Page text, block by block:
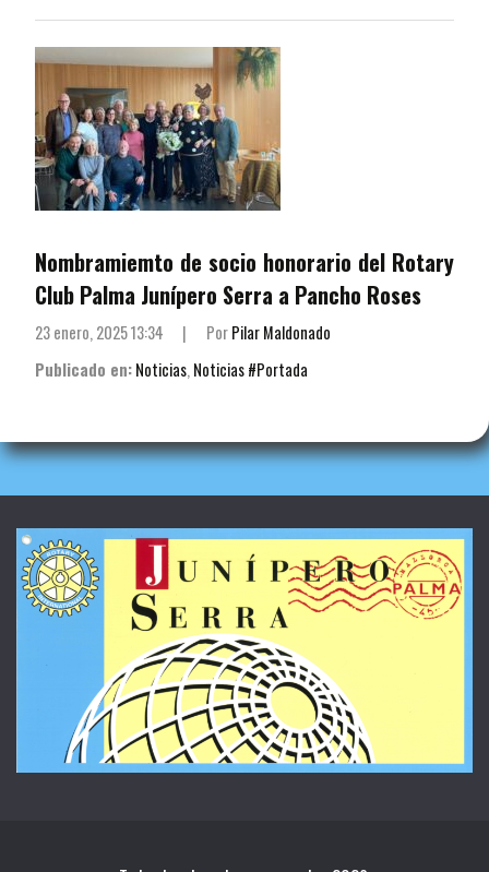
Nombramiemto de socio honorario del Rotary
Club Palma Junípero Serra a Pancho Roses
23 enero, 2025 13:34 | PorPilar Maldonado
Publicado en:Noticias,Noticias #Portada